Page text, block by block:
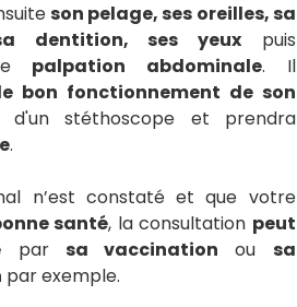
son pelage, ses oreilles, sa
dentition, ses yeux puis
palpation abdominale. Il
bon fonctionnement de son
d'un stéthoscope et prendra
.
n’est constaté et que votre
santé, la consultation peut
par sa vaccination ou sa
par exemple.